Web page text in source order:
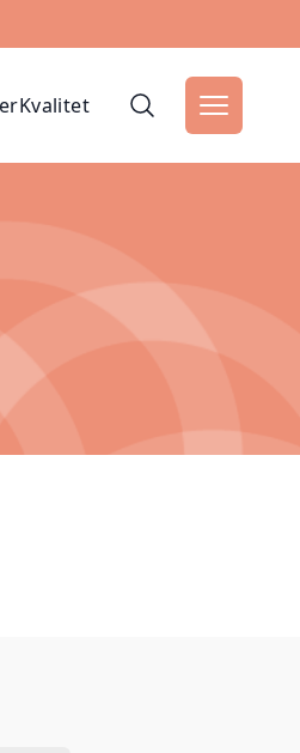
Kvalitet